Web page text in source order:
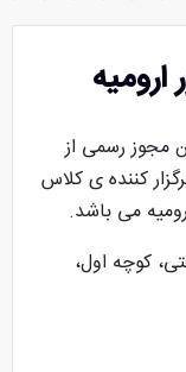
مجوز رسمی از
کننده ی کلاس
می باشد.
کوچه اول،